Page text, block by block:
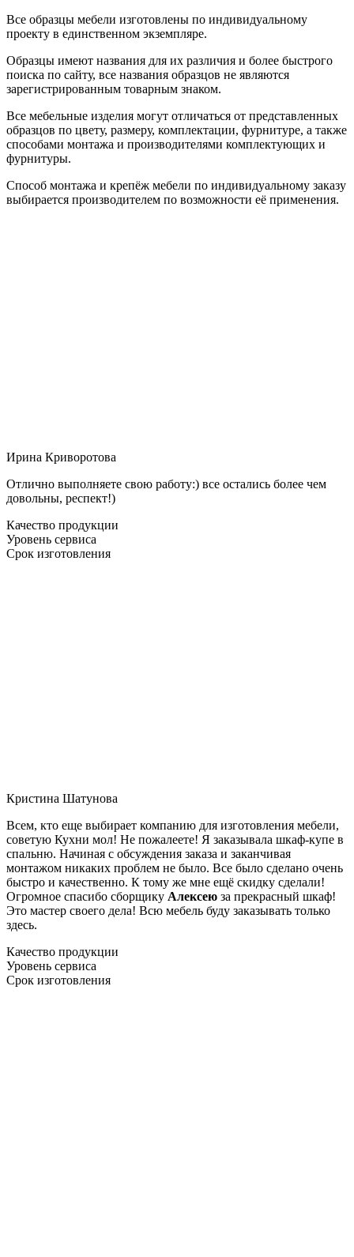
Все образцы мебели изготовлены по индивидуальному
проекту в единственном экземпляре.
Образцы имеют названия для их различия и более быстрого
поиска по сайту, все названия образцов не являются
зарегистрированным товарным знаком.
Все мебельные изделия могут отличаться от представленных
образцов по цвету, размеру, комплектации, фурнитуре, а также
способами монтажа и производителями комплектующих и
фурнитуры.
Способ монтажа и крепёж мебели по индивидуальному заказу
выбирается производителем по возможности её применения.
Ирина Криворотова
Отлично выполняете свою работу:) все остались более чем
довольны, респект!)
Качество продукции
Уровень сервиса
Срок изготовления
Кристина Шатунова
Всем, кто еще выбирает компанию для изготовления мебели,
советую Кухни мол! Не пожалеете! Я заказывала шкаф-купе в
спальню. Начиная с обсуждения заказа и заканчивая
монтажом никаких проблем не было. Все было сделано очень
быстро и качественно. К тому же мне ещё скидку сделали!
Огромное спасибо сборщику Алексею за прекрасный шкаф!
Это мастер своего дела! Всю мебель буду заказывать только
здесь.
Качество продукции
Уровень сервиса
Срок изготовления